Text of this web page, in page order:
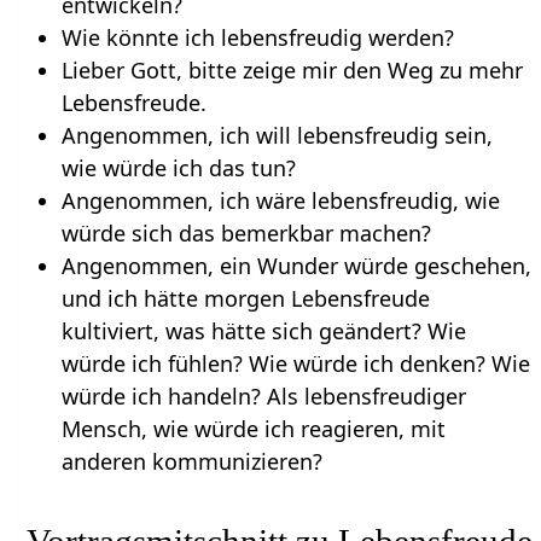
Wie könnte ich lebensfreudig werden?
Lieber Gott, bitte zeige mir den Weg zu mehr
Lebensfreude.
Angenommen, ich will lebensfreudig sein,
wie würde ich das tun?
Angenommen, ich wäre lebensfreudig, wie
würde sich das bemerkbar machen?
Angenommen, ein Wunder würde geschehen,
und ich hätte morgen Lebensfreude
kultiviert, was hätte sich geändert? Wie
würde ich fühlen? Wie würde ich denken? Wie
würde ich handeln? Als lebensfreudiger
Mensch, wie würde ich reagieren, mit
anderen kommunizieren?